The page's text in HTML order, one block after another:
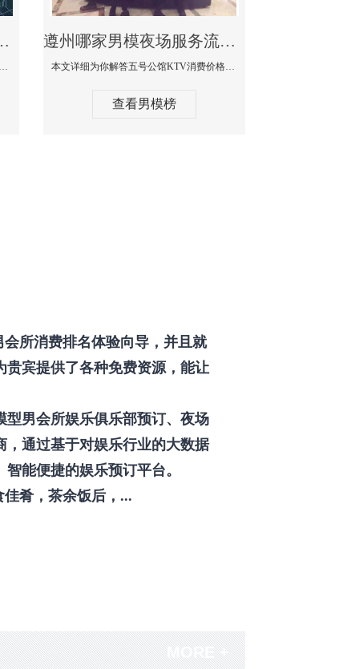
罗旺斯KTV真实口碑点评
本文详细为你解答普罗旺斯消费价格点评，更多关于那个KTV酒吧找男模帅哥最多免费咨询150 99997335微信同步！
遵州哪家男模夜场服务流程全面-五号公馆KTV消费价格点评
本文详细为你解答五号公馆KTV消费价格，更多关于哪家男模夜场服务流程全面免费咨询150 99997335微信同步！
查看男模榜
所消费排名体验向导，并且就
宾提供了各种免费资源，能让
男会所娱乐俱乐部预订、夜场
通过基于对娱乐行业的大数据
能便捷的娱乐预订平台。
肴，茶余饭后，...